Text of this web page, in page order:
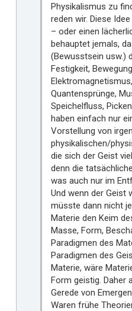
Physikalismus zu
reden wir. Diese
– oder einen
behauptet jemals,
(Bewusstsein usw.)
Festigkeit,
Quantensprünge,
Speichelfluss,
haben einfach nur
Vorstellung von
physikalischen/
die sich der Geist
denn die
was auch nur im
Und wenn der Geist
müsste dann nicht
Materie den Keim
Masse, Form,
Paradigmen des
Paradigmen des
Materie, wäre
Form geistig. Daher
Gerede von
Waren frühe